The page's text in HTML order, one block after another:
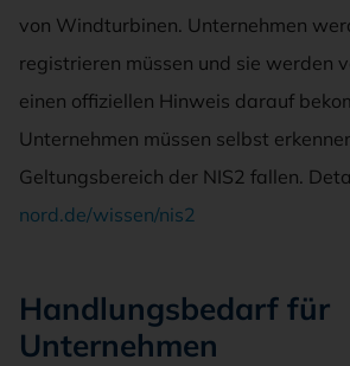
von Windturbinen. Unternehmen
registrieren müssen und sie werden
einen offiziellen Hinweis darauf
Unternehmen müssen selbst
Geltungsbereich der NIS2 fallen.
nord.de/wissen/nis2
Handlungsbedarf für
Unternehmen